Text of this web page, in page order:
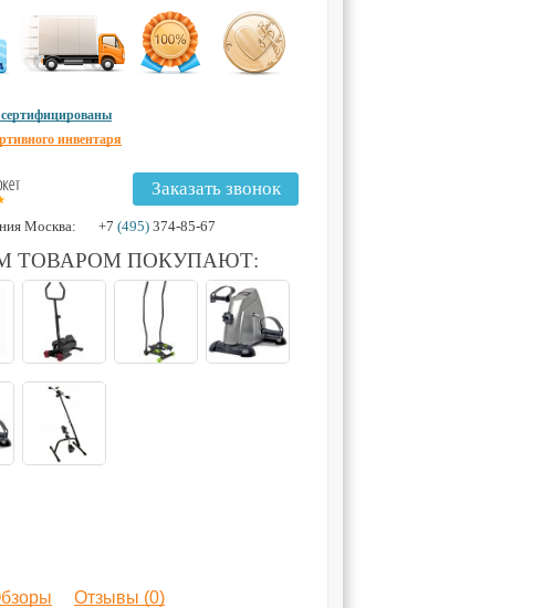
инвентаря
Заказать звонок
Москва: +7 (495) 374-85-67
ТОВАРОМ ПОКУПАЮТ:
Отзывы (0)